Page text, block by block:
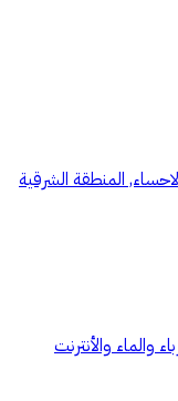
والماء والأنترنت